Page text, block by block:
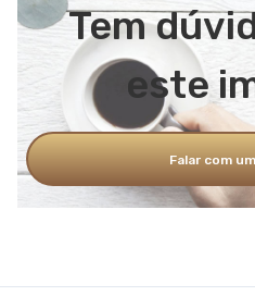
Tem
este
Falar com